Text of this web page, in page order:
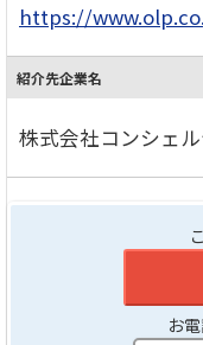
https://
紹介先企業名
株式会社コンシェ
お